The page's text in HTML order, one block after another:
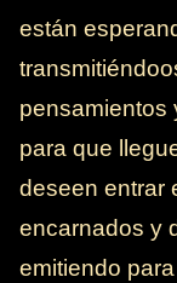
están
pensamientos
para que
deseen entrar
encarnados y
emitiendo